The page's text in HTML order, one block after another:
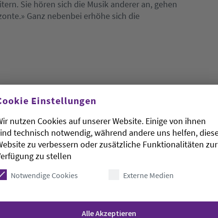
Sie hören sich die Musik anderer an, gehen
Ganz nebenbei erhöhe sich die
seien Kitas und Schulen - aber auch die Eltern
Tradition, Kinder in den Schlaf zu singen.»
haben, hat laut Schröfel auch Theodor W.
Philosoph, der sich auch als Komponist
Singen gewandt, weil die Deutschen in dieser
der Nazis mitgesungen hätten.
Einstellungen
nutzen Cookies auf unserer Website. Einige von ihnen
technisch notwendig, während andere uns helfen,
zu verbessern oder zusätzliche Funktionalitäten zur
zu stellen
Notwendige Cookies Externe Medien
Alle Akzeptieren